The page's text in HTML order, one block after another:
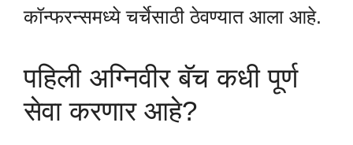
कॉन्फरन्समध्ये चर्चेसाठी ठेवण्यात आला आहे.
पहिली अग्निवीर बॅच कधी पूर्ण
सेवा करणार आहे?